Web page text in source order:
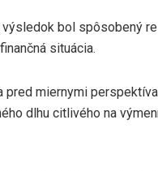
bol spôsobený
situácia.
pred miernymi
dlhu citlivého na